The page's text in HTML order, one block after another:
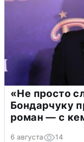
«Не просто
Бондарчуку
роман — с
6 августа 14